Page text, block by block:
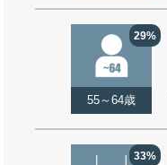
29%
55～64歳
33%